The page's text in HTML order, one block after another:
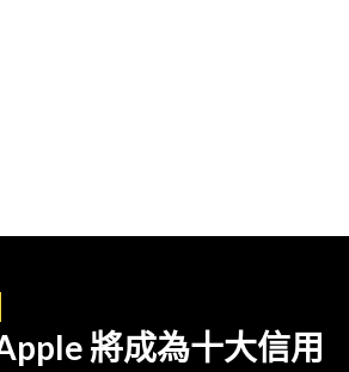
將成為十大信用